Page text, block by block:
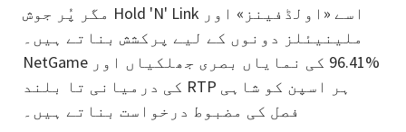
مگر پُر جوش Hold 'N' Link اسے «اولڈفینز» اور
ملینیئلز دونوں کے لیے پرکشش بناتے ہیں۔
NetGame کی نمایاں بصری جھلکیاں اور ‎96.41‎%
کی درمیانی تا بلند RTP ہر اسپن کو شاہی
فصل کی مضبوط درخواست بناتے ہیں۔